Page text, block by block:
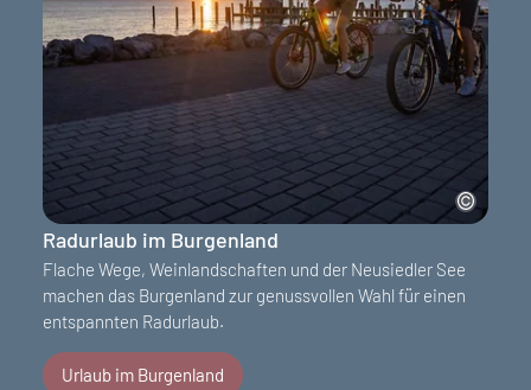
Radurlaub im Burgenland
Flache Wege, Weinlandschaften und der Neusiedler See
machen das Burgenland zur genussvollen Wahl für einen
entspannten Radurlaub.
Urlaub im Burgenland